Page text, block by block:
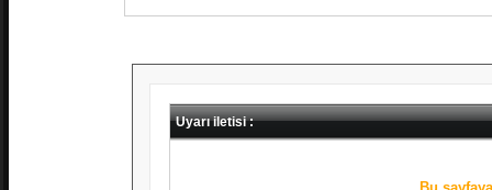
Uyarı iletisi :